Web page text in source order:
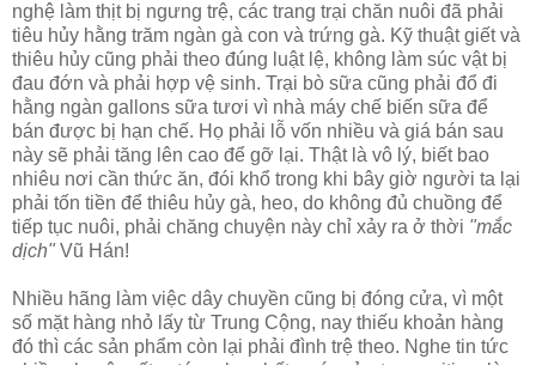
nghệ làm thịt bị ngưng trệ, các trang trại chăn nuôi đã phải
tiêu hủy hằng trăm ngàn gà con và trứng gà. Kỹ thuật giết và
thiêu hủy cũng phải theo đúng luật lệ, không làm súc vật bị
đau đớn và phải hợp vệ sinh. Trại bò sữa cũng phải đổ đi
hằng ngàn gallons sữa tươi vì nhà máy chế biến sữa để
bán được bị hạn chế. Họ phải lỗ vốn nhiều và giá bán sau
này sẽ phải tăng lên cao để gỡ lại. Thật là vô lý, biết bao
nhiêu nơi cần thức ăn, đói khổ trong khi bây giờ người ta lại
phải tốn tiền để thiêu hủy gà, heo, do không đủ chuồng để
tiếp tục nuôi, phải chăng chuyện này chỉ xảy ra ở thời "mắc
dịch" Vũ Hán!
Nhiều hãng làm việc dây chuyền cũng bị đóng cửa, vì một
số mặt hàng nhỏ lấy từ Trung Cộng, nay thiếu khoản hàng
đó thì các sản phẩm còn lại phải đình trệ theo. Nghe tin tức